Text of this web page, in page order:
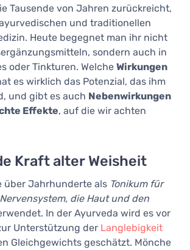
Tausende von Jahren zurückreicht,
und traditionellen
Heute begegnet man ihr nicht
sondern auch in
oder Tinkturen. Welche Wirkungen
es wirklich das Potenzial, das ihm
und gibt es auch Nebenwirkungen
Effekte, auf die wir achten
Kraft alter Weisheit
über Jahrhunderte als Tonikum für
die Haut und den
In der Ayurveda wird es vor
Unterstützung der Langlebigkeit
Gleichgewichts geschätzt. Mönche